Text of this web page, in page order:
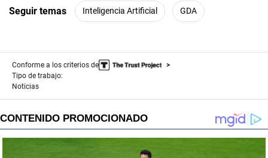
Seguir temas Inteligencia Artificial GDA
Conforme a los criterios de
Tipo de trabajo:
Noticias